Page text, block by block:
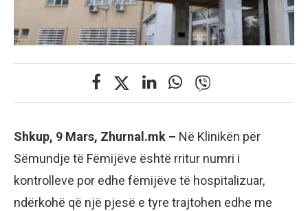
Shkup, 9 Mars, Zhurnal.mk – Në Klinikën për
Sëmundje të Fëmijëve është rritur numri i
kontrolleve por edhe fëmijëve të hospitalizuar,
ndërkohë që një pjesë e tyre trajtohen edhe me